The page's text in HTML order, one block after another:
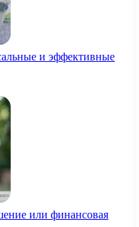
и эффективные
или финансовая